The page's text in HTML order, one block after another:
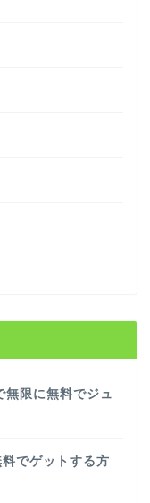
限に無料でジュ
でゲットする方